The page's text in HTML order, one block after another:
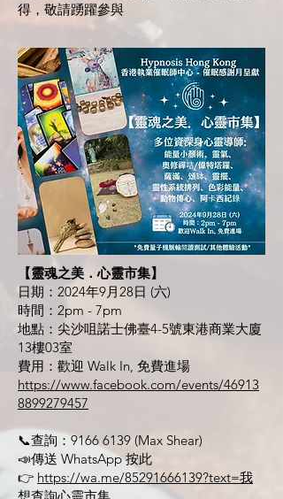
得，敬請踴躍參與
【靈魂之美．心靈市集】
日期：2024年9月28日 (六)
時間：2pm - 7pm
地點：尖沙咀諾士佛臺4-5號東港商業大廈
13樓03室
費用：歡迎 Walk In, 免費進場
https://www.facebook.com/events/46913
8899279457
📞查詢：9166 6139 (Max Shear)
📣傳送 WhatsApp 按此
👉 https://wa.me/85291666139?text=我